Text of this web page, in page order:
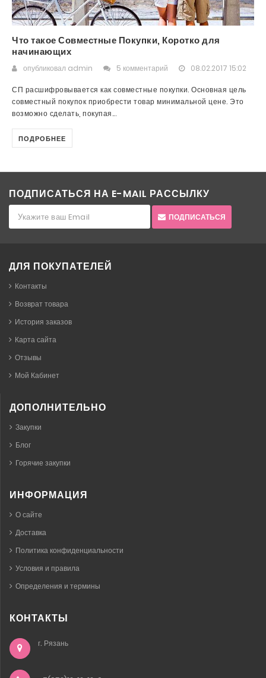
Что такое Совместные Покупки, Коротко для
начинающих
опубликовал admin 5 комментарий 08.02.2017 15:02
СП расшифровывается как совместные покупки. Основная цель
совместный покупок приобрести товар минимальной цене. Это
возможно сделать, покупая...
ПОДРОБНЕЕ
ПОДПИСАТЬСЯ НА E-MAIL РАССЫЛКУ
ПОДПИСАТЬСЯ
ДЛЯ ПОКУПАТЕЛЕЙ
Контакты
Возврат товара
История заказов
Карта сайта
Отзывы
Мой Кабинет
ДОПОЛНИТЕЛЬНО
Закупки
Блог
Горячие закупки
ИНФОРМАЦИЯ
О сайте
Доставка
Политика конфиденциальности
Условия и правила
Определения и термины
КОНТАКТЫ
г. Рязань